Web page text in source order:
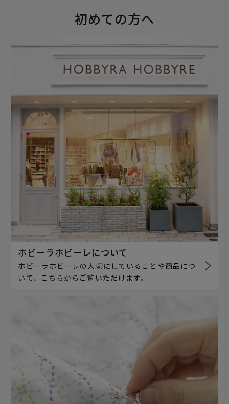
初めての方へ
ホビーラホビーレについて
ホビーラホビーレの大切にしていることや商品につ
いて、こちらからご覧いただけます。